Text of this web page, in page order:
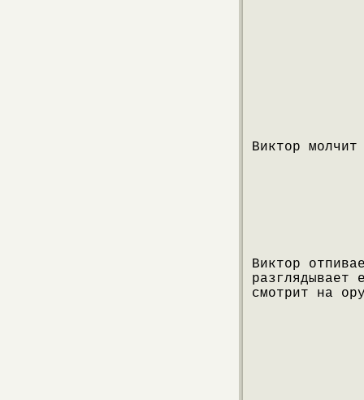
Виктор
Виктор
смотрит на